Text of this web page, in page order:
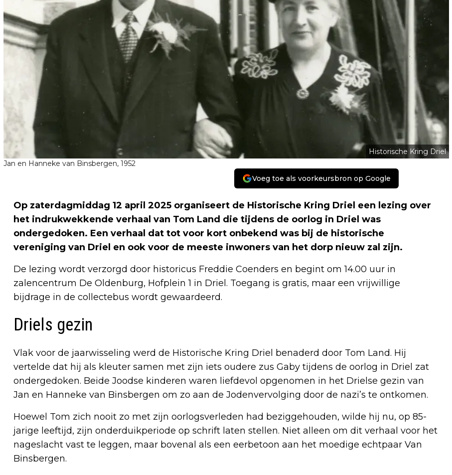
Historische Kring Driel
Jan en Hanneke van Binsbergen, 1952
Voeg toe als voorkeursbron op Google
Op zaterdagmiddag 12 april 2025 organiseert de Historische Kring Driel een lezing over
het indrukwekkende verhaal van Tom Land die tijdens de oorlog in Driel was
ondergedoken. Een verhaal dat tot voor kort onbekend was bij de historische
vereniging van Driel en ook voor de meeste inwoners van het dorp nieuw zal zijn.
De lezing wordt verzorgd door historicus Freddie Coenders en begint om 14.00 uur in
zalencentrum De Oldenburg, Hofplein 1 in Driel. Toegang is gratis, maar een vrijwillige
bijdrage in de collectebus wordt gewaardeerd.
Driels gezin
Vlak voor de jaarwisseling werd de Historische Kring Driel benaderd door Tom Land. Hij
vertelde dat hij als kleuter samen met zijn iets oudere zus Gaby tijdens de oorlog in Driel zat
ondergedoken. Beide Joodse kinderen waren liefdevol opgenomen in het Drielse gezin van
Jan en Hanneke van Binsbergen om zo aan de Jodenvervolging door de nazi’s te ontkomen.
Hoewel Tom zich nooit zo met zijn oorlogsverleden had beziggehouden, wilde hij nu, op 85-
jarige leeftijd, zijn onderduikperiode op schrift laten stellen. Niet alleen om dit verhaal voor het
nageslacht vast te leggen, maar bovenal als een eerbetoon aan het moedige echtpaar Van
Binsbergen.